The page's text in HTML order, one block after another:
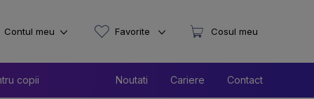
copii Noutati Cariere Contact
Contul meu Favorite Cosul meu